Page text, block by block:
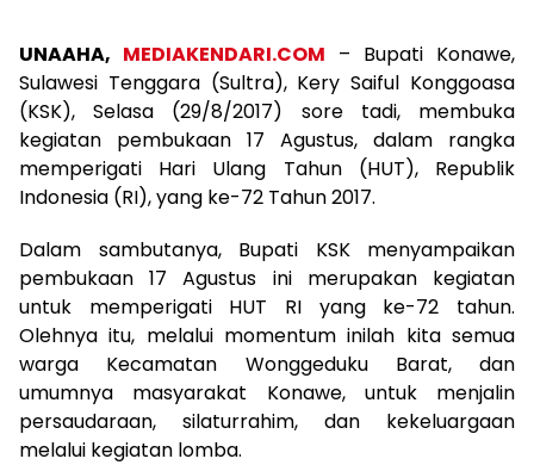
UNAAHA, MEDIAKENDARI.COM – Bupati Konawe,
Sulawesi Tenggara (Sultra), Kery Saiful Konggoasa
(KSK), Selasa (29/8/2017) sore tadi, membuka
kegiatan pembukaan 17 Agustus, dalam rangka
memperigati Hari Ulang Tahun (HUT), Republik
Indonesia (RI), yang ke-72 Tahun 2017.
Dalam sambutanya, Bupati KSK menyampaikan
pembukaan 17 Agustus ini merupakan kegiatan
untuk memperigati HUT RI yang ke-72 tahun.
Olehnya itu, melalui momentum inilah kita semua
warga Kecamatan Wonggeduku Barat, dan
umumnya masyarakat Konawe, untuk menjalin
persaudaraan, silaturrahim, dan kekeluargaan
melalui kegiatan lomba.